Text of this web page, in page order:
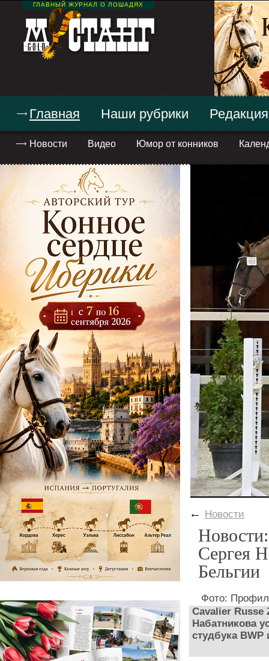
ГЛАВНЫЙ ЖУРНАЛ О ЛОШАДЯХ
Главная
Новости Видео Юмор от конников
Наши рубрики Редакция
← Новости
Сергея
Бельгии
Фото:
Cavalier Russe
Набатникова
студбука